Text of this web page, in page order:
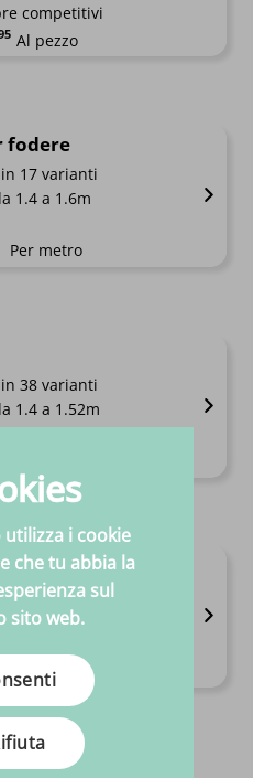
competitivi
da €11.95 a €34.95
Al pezzo
fodere
17 varianti
1.4 a 1.6m
Fascia di prezzo: da €4.99 a €7.99
Per metro
38 varianti
1.4 a 1.52m
in 12 varianti
da €2.95 a €7.45
pezzo
i cookie
che tu abbia la
sul
sito web.